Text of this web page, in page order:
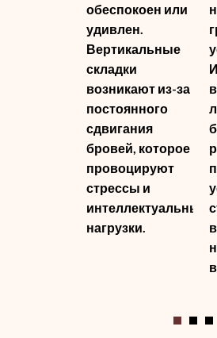
обеспокоен или
удивлен.
Вертикальные
складки
возникают из-за
постоянного
сдвигания
бровей, которое
провоцируют
стрессы и
интеллектуальные
нагрузки.